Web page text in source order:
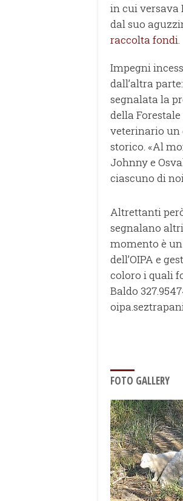
in cui versava
dal suo
raccolta fondi.
Impegni
dall’altra
segnalata la
della
veterinario un
storico. «Al
Johnny e
ciascuno di
Altrettanti
segnalano
momento è
dell’OIPA e
coloro i quali
Baldo
FOTO GALLERY